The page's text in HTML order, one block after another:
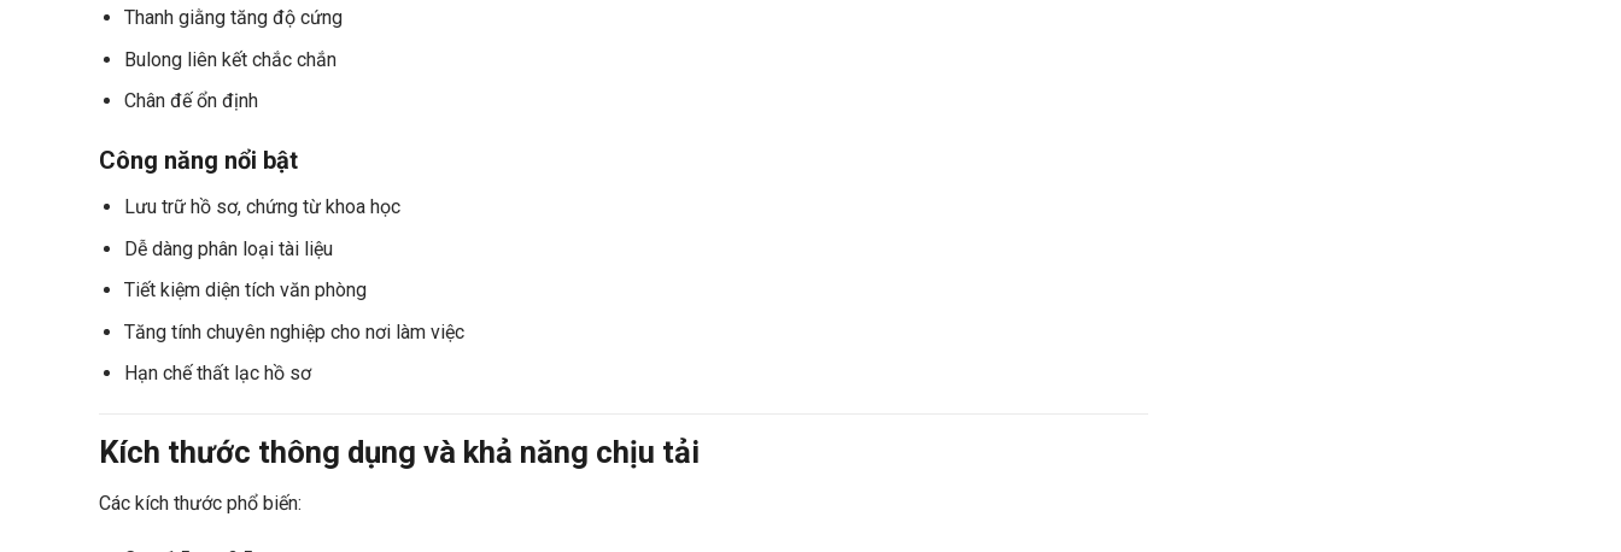
Thanh giằng tăng độ cứng
Bulong liên kết chắc chắn
Chân đế ổn định
Công năng nổi bật
Lưu trữ hồ sơ, chứng từ khoa học
Dễ dàng phân loại tài liệu
Tiết kiệm diện tích văn phòng
Tăng tính chuyên nghiệp cho nơi làm việc
Hạn chế thất lạc hồ sơ
Kích thước thông dụng và khả năng chịu tải
Các kích thước phổ biến: